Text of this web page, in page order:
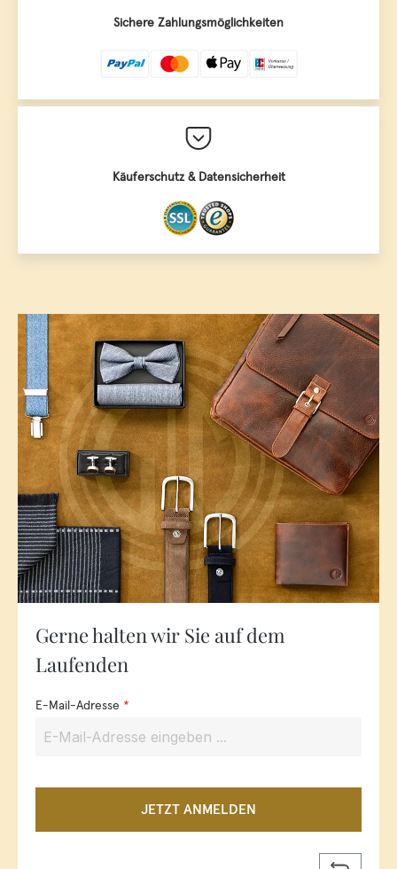
Sichere Zahlungsmöglichkeiten
Käuferschutz & Datensicherheit
Gerne halten wir Sie auf dem
Laufenden
E-Mail-Adresse *
JETZT ANMELDEN